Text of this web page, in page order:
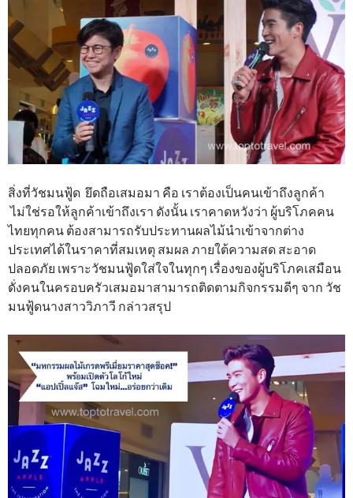
สิ่งที่วัชมนฟู้ด ยึดถือเสมอมา คือ เราต้องเป็นคนเข้าถึงลูกค้า
ไม่ใช่รอให้ลูกค้าเข้าถึงเรา ดังนั้น เราคาดหวังว่า ผู้บริโภคคน
ไทยทุกคน ต้องสามารถรับประทานผลไม้นำเข้าจากต่าง
ประเทศได้ในราคาที่สมเหตุ สมผล ภายใต้ความสด สะอาด
ปลอดภัย เพราะวัชมนฟู้ดใส่ใจในทุกๆ เรื่องของผู้บริโภคเสมือน
ดั่งคนในครอบครัวเสมอมาสามารถติดตามกิจกรรมดีๆ จาก วัช
มนฟู้ดนางสาววิภาวี กล่าวสรุป